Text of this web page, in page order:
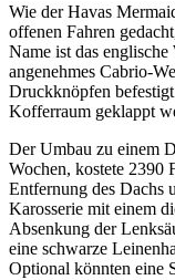
Wie der Havas
offenen Fahren
Name ist das
angenehmes Cabrio-
Druckknöpfen
Kofferraum geklappt
Der Umbau zu einem
Wochen, kostete 2390
Entfernung des Dachs
Karosserie mit einem
Absenkung der
eine schwarze
Optional könnten eine